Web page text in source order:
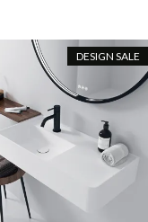
DESIGN SALE